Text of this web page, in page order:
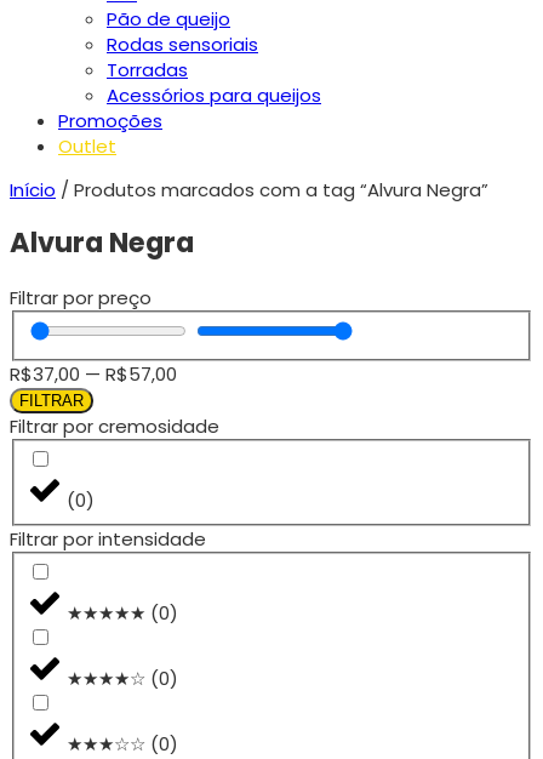
Pão de queijo
Rodas sensoriais
Torradas
Acessórios para queijos
Promoções
Outlet
Início / Produtos marcados com a tag “Alvura Negra”
Alvura Negra
Filtrar por preço
R$37,00 — R$57,00
FILTRAR
Filtrar por cremosidade
(0)
Filtrar por intensidade
★★★★★ (0)
★★★★☆ (0)
★★★☆☆ (0)